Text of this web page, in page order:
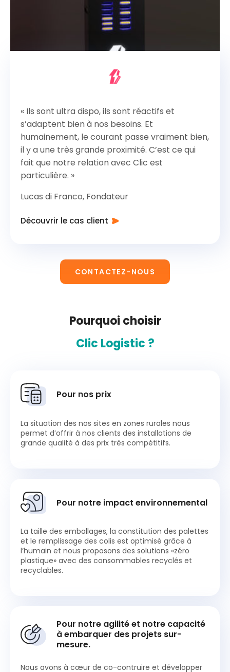
Découvrir le cas client
« Ils sont ultra dispo, ils sont réactifs et
s’adaptent bien à nos besoins. Et
humainement, le courant passe vraiment bien,
il y a une très grande proximité. C’est ce qui
fait que notre relation avec Clic est
particulière. »
Lucas di Franco, Fondateur
CONTACTEZ-NOUS
Pourquoi choisir
Clic Logistic ?
Pour nos prix
La situation des nos sites en zones rurales nous
permet d’offrir à nos clients des installations de
grande qualité à des prix très compétitifs.
Pour notre impact environnemental
La taille des emballages, la constitution des palettes
et le remplissage des colis est optimisé grâce à
l’humain et nous proposons des solutions «zéro
plastique» avec des consommables recyclés et
recyclables.
Pour notre agilité et notre capacité
à embarquer des projets sur-
mesure.
Nous avons à cœur de co-contruire et développer